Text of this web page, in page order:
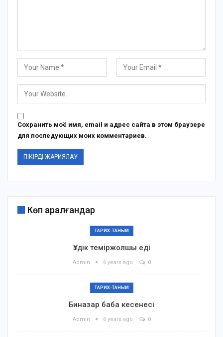
Сохранить моё имя, email и адрес сайта в этом браузере
для последующих моих комментариев.
Көп қаралғандар
ТАРИХ-ТАНЫМ
Үздік теміржолшы еді
Admin 6 years ago 0
ТАРИХ-ТАНЫМ
Биназар баба кесенесі
Admin 6 years ago 0